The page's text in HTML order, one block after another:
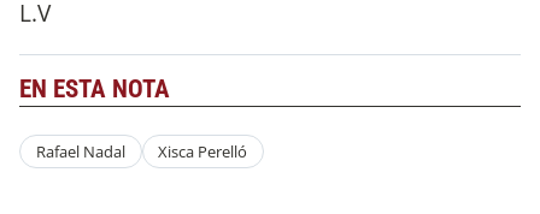
L.V
EN ESTA NOTA
Rafael Nadal Xisca Perelló